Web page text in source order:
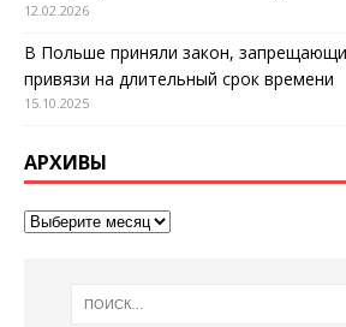
12.02.2026
В Польше приняли закон,
привязи на длительный срок времени
15.10.2025
АРХИВЫ